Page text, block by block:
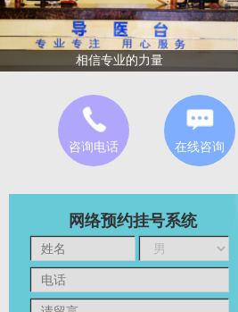
相信专业的力量
咨询电话 在线咨询
网络预约挂号系统